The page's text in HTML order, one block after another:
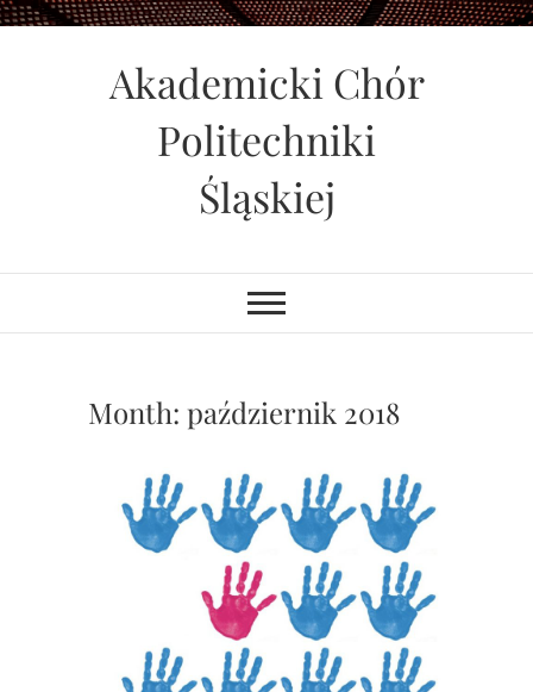
Skip
Akademicki Chór
Politechniki
Śląskiej
Month: październik 2018